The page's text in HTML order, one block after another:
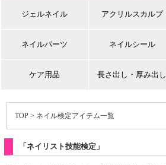
ジェルネイル アクリルスカルプ
ネイルパーツ ネイルシール
ケア用品 長さ出し・厚み出し
TOP> ネイル検定アイテム一覧
「ネイリスト技能検定」